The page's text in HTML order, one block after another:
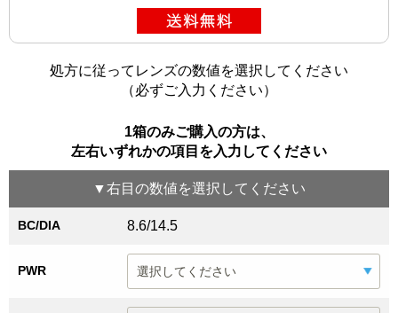
処方に従ってレンズの数値を選択してください
（必ずご入力ください）
1箱のみご購入の方は、
左右いずれかの項目を入力してください
▼右目 の数値を選択してください
BC/DIA 8.6/14.5
PWR